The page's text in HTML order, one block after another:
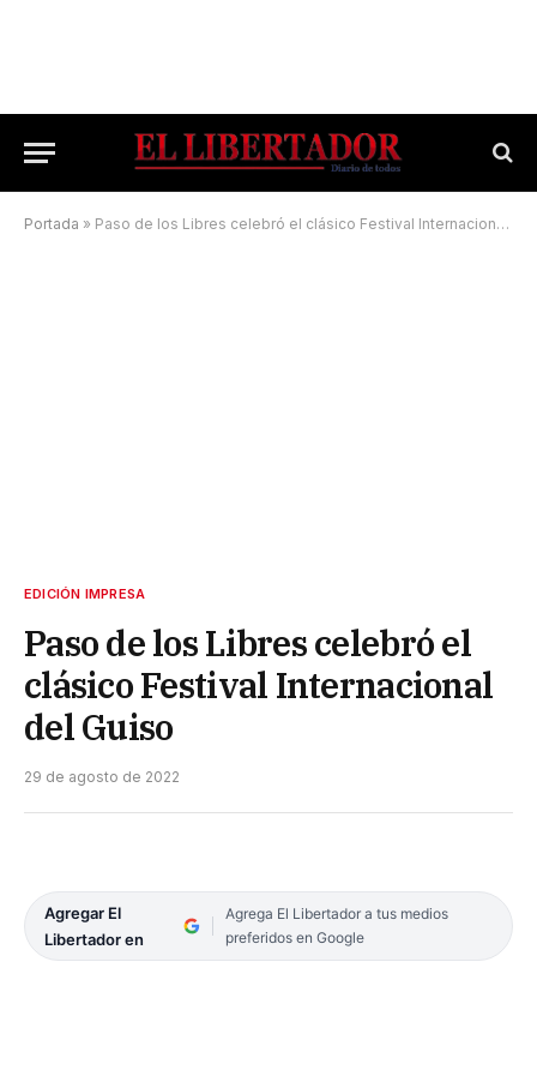
Portada » Paso de los Libres celebró el clásico Festival Internacional del Guiso
EDICIÓN IMPRESA
Paso de los Libres celebró el
clásico Festival Internacional
del Guiso
29 de agosto de 2022
Agregar El
Libertador en
Agrega El Libertador a tus medios
preferidos en Google